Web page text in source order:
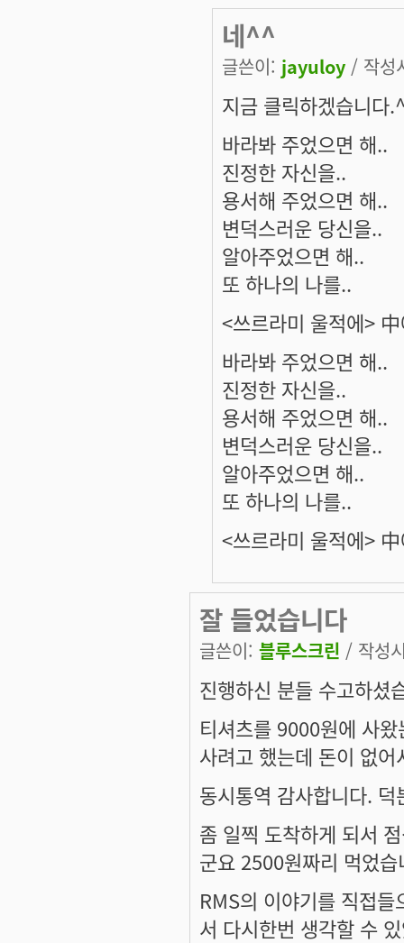
네^^
글쓴이: jayuloy / 작성
지금 클릭하겠습니다
바라봐 주었으면 해..
진정한 자신을..
용서해 주었으면 해..
변덕스러운 당신을..
알아주었으면 해..
또 하나의 나를..
<쓰르라미 울적에>
바라봐 주었으면 해..
진정한 자신을..
용서해 주었으면 해..
변덕스러운 당신을..
알아주었으면 해..
또 하나의 나를..
<쓰르라미 울적에>
잘 들었습니다
글쓴이: 블루스크린 / 작성
진행하신 분들 수고하셨
티셔츠를 9000원에 사
사려고 했는데 돈이 없어
동시통역 감사합니다.
좀 일찍 도착하게 되서
군요 2500원짜리 먹었습
RMS의 이야기를 직접
서 다시한번 생각할 수